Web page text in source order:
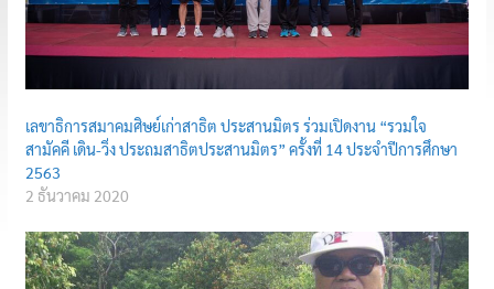
เลขาธิการสมาคมศิษย์เก่าสาธิต ประสานมิตร ร่วมเปิดงาน “รวมใจ
สามัคคี เดิน-วิ่ง ประถมสาธิตประสานมิตร” ครั้งที่ 14 ประจำปีการศึกษา
2563
2 ธันวาคม 2020